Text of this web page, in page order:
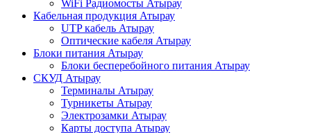
WiFi Радиомосты Атырау
Кабельная продукция Атырау
UTP кабель Атырау
Оптические кабеля Атырау
Блоки питания Атырау
Блоки бесперебойного питания Атырау
СКУД Атырау
Терминалы Атырау
Турникеты Атырау
Электрозамки Атырау
Карты доступа Атырау